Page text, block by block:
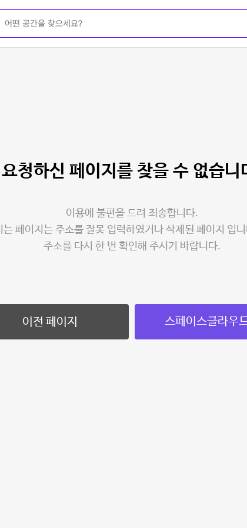
요청하신 페이지를 찾을 수 없습니
이용에 불편을 드려 죄송합니다.
는 페이지는 주소를 잘못 입력하였거나 삭제된 페이지 입니
주소를 다시 한 번 확인해 주시기 바랍니다.
이전 페이지 스페이스클라우